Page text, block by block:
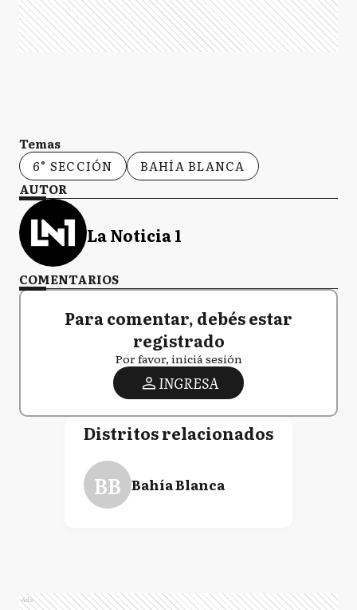
Temas
6° SECCIÓN
BAHÍA BLANCA
AUTOR
La Noticia 1
COMENTARIOS
Para comentar, debés estar
registrado
Por favor, iniciá sesión
INGRESA
Distritos relacionados
BB Bahía Blanca
Ads